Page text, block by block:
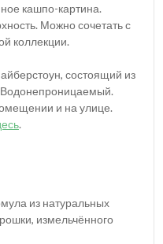
кашпо-картина.
Можно сочетать с
коллекции.
состоящий из
Водонепроницаемый.
и на улице.
.
из натуральных
измельчённого